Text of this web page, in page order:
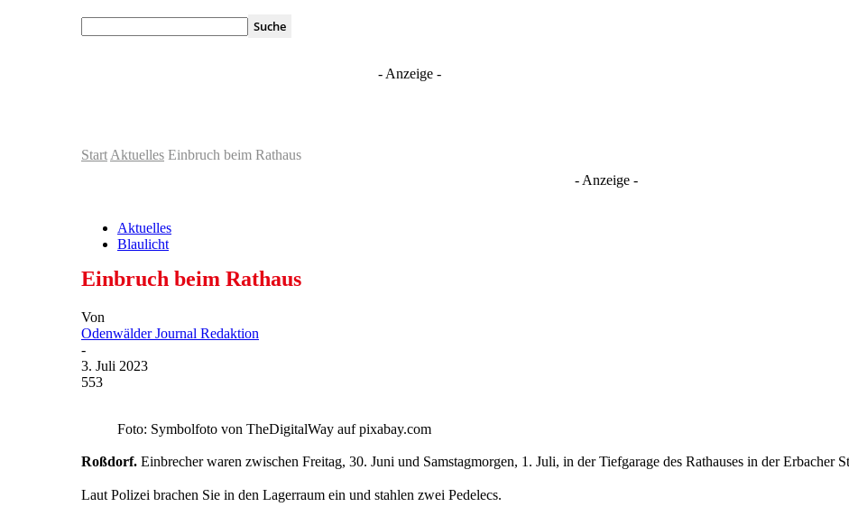
- Anzeige -
Start Aktuelles Einbruch beim Rathaus
- Anzeige -
Aktuelles
Blaulicht
Einbruch beim Rathaus
Von
Odenwälder Journal Redaktion
-
3. Juli 2023
553
Foto: Symbolfoto von TheDigitalWay auf pixabay.com
Roßdorf. Einbrecher waren zwischen Freitag, 30. Juni und Samstagmorgen, 1. Juli, in der Tiefgarage des Rathauses in der Erbacher
Laut Polizei brachen Sie in den Lagerraum ein und stahlen zwei Pedelecs.